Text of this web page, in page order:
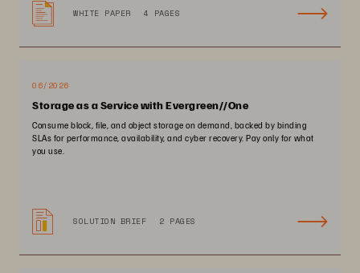
WHITE PAPER 4 PAGES
06/2026
Storage as a Service with Evergreen//One
Consume block, file, and object storage on demand, backed by binding
SLAs for performance, availability, and cyber recovery. Pay only for what
you use.
SOLUTION BRIEF 2 PAGES